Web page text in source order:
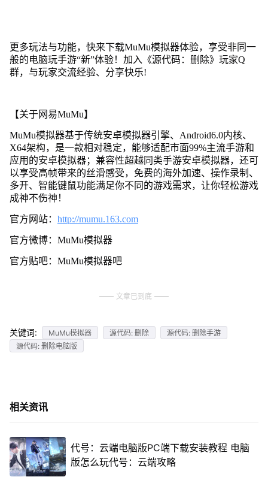
更多玩法与功能，快来下载MuMu模拟器体验，享受非同一
般的电脑玩手游“新”体验！加入《源代码：删除》玩家Q
群，与玩家交流经验、分享快乐!
【关于网易MuMu】
MuMu模拟器基于传统安卓模拟器引擎、Android6.0内核、
X64架构，是一款相对稳定，能够适配市面99%主流手游和
应用的安卓模拟器；兼容性超越同类手游安卓模拟器，还可
以享受高帧带来的丝滑感受，免费的海外加速、操作录制、
多开、智能键鼠功能满足你不同的游戏需求，让你轻松游戏
成神不伤神！
官方网站： http://mumu.163.com
官方微博：MuMu模拟器
官方贴吧：MuMu模拟器吧
文章已到底
关键词: MuMu模拟器 源代码: 删除
源代码: 删除手游
源代码: 删除电脑版
相关资讯
代号：云端电脑版PC端下载安装教程 电脑
版怎么玩代号：云端攻略